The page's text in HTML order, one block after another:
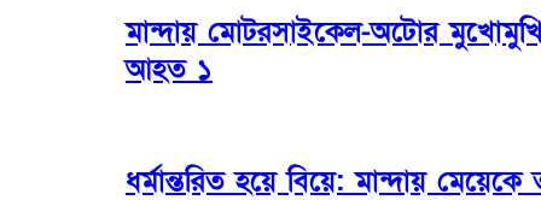
মান্দায় মোটরসাইকেল-অটোর
আহত ১
ধর্মান্তরিত হয়ে বিয়ে: মান্দায়